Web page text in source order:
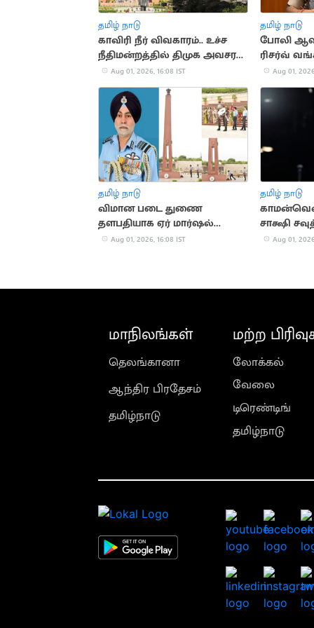
தமிழ் நாடு
காவிரி நீர் விவகாரம்.. உச்ச
நீதிமன்றத்தில் திமுக அவசர
மனுAug 01, 2026, 16:08 IST
தமிழ் நாடு
போலி
ரிசர்வ்
Aug 01,
தமிழ் நாடு
விமான படை துணை
தளபதியாக ஏர் மார்ஷல்
தேஜ்பால் சிங் பொறுப்பேற்பு
Aug 01, 2026, 16:08 IST
தமிழ் நாடு
சாக்ஷி
அசத்தல்!
Aug 01,
மாநிலங்கள்
தெலங்கானா
ஆந்திர பிரதேசம்
தமிழ்நாடு
மற்ற
லோக்கல்
வேலை
டிரெண்டிங்
தமிழ்நாடு